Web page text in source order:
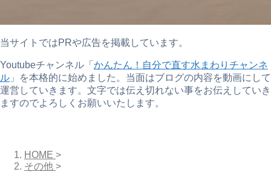
当サイトではPRや広告を掲載しています。
Youtubeチャンネル「 かんたん！自分で直す水まわりチャンネ
ル 」を本格的に始めました。当面はブログの内容を動画にして
運営していきます。文字では伝え切れない事をお伝えしていき
ますのでよろしくお願いいたします。
HOME >
その他 >